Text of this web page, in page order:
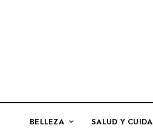
BELLEZA SALUD Y